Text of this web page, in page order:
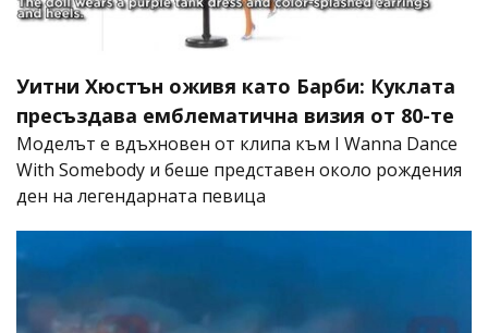
Уитни Хюстън оживя като Барби: Куклата
пресъздава емблематична визия от 80-те
Моделът е вдъхновен от клипа към I Wanna Dance
With Somebody и беше представен около рождения
ден на легендарната певица